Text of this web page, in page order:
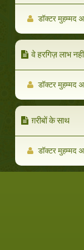
डॉक्टर मुहम्मद
वे हरगिज़ लाभ
डॉक्टर मुहम्मद
ग़रीबों के साथ
डॉक्टर मुहम्मद